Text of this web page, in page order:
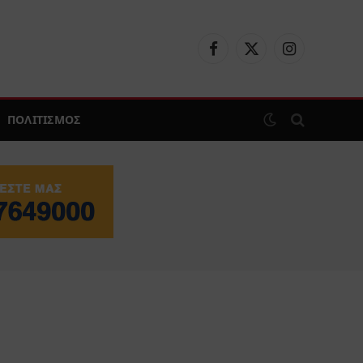
Facebook
X
Instagram
ΠΟΛΙΤΙΣΜΟΣ